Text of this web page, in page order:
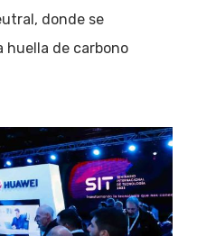
donde se
huella de carbono